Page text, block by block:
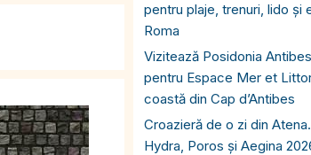
pentru plaje, trenuri, lido și
Roma
Vizitează Posidonia
pentru Espace Mer et
coastă din Cap d’Antibes
Croazieră de o zi din
Hydra, Poros și Aegina